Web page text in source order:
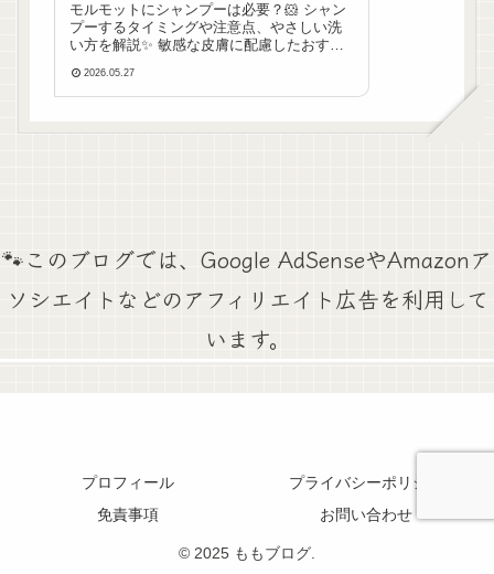
モルモットにシャンプーは必要？🐹 シャン
プーするタイミングや注意点、やさしい洗
い方を解説✨ 敏感な皮膚に配慮したおすす
2026.05.27
🐾このブログでは、Google AdSenseやAmazonア
ソシエイトなどのアフィリエイト広告を利用して
います。
プロフィール
プライバシーポリシー
免責事項
お問い合わせ
© 2025 ももブログ.